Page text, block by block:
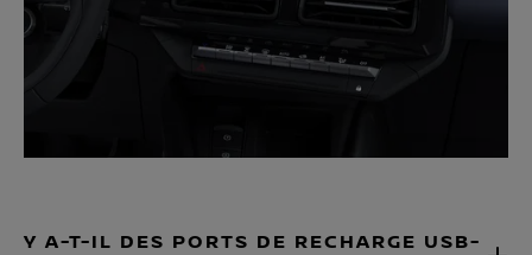
Y A-T-IL DES PORTS DE RECHARGE USB-